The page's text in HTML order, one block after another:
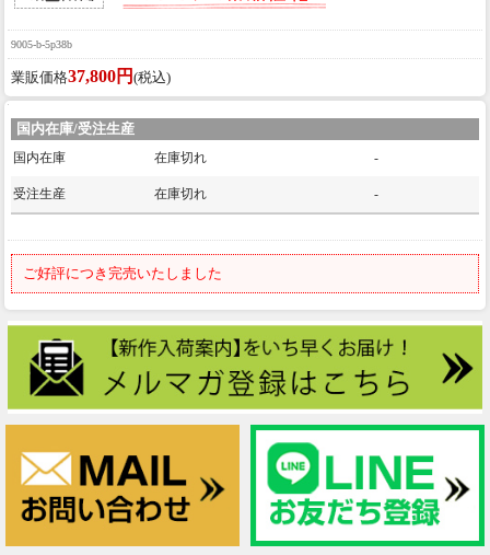
9005-b-5p38b
業販価格37,800円 (税込)
国内在庫/受注生産
国内在庫 在庫切れ -
受注生産 在庫切れ -
ご好評につき完売いたしました